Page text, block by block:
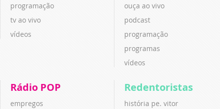
programação
tv ao vivo
vídeos
ouça ao vivo
podcast
programação
programas
vídeos
Rádio POP
empregos
Redentoristas
história pe. vitor